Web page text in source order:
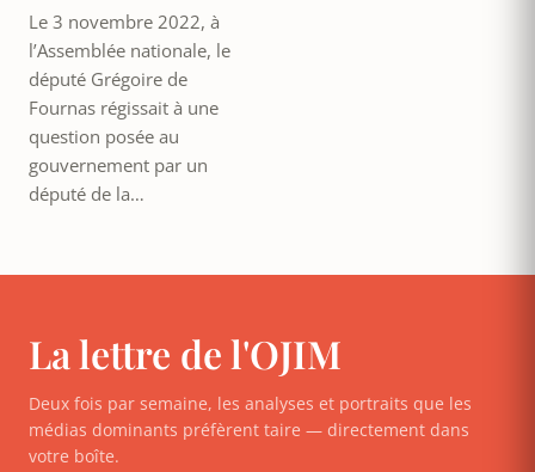
Le 3 novembre 2022, à
l’Assemblée nationale, le
député Grégoire de
Fournas régissait à une
question posée au
gouvernement par un
député de la…
La lettre de l'OJIM
Deux fois par semaine, les analyses et portraits que les
médias dominants préfèrent taire — directement dans
votre boîte.